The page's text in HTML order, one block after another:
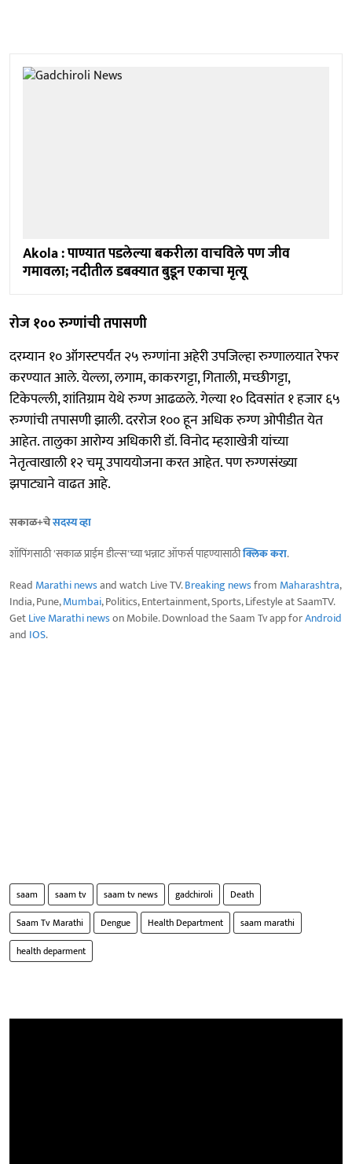
Akola : पाण्यात पडलेल्या बकरीला वाचविले पण जीव
गमावला; नदीतील डबक्यात बुडून एकाचा मृत्यू
रोज १०० रुग्णांची तपासणी
दरम्यान १० ऑगस्टपर्यंत २५ रुग्णांना अहेरी उपजिल्हा रुग्णालयात रेफर
करण्यात आले. येल्ला, लगाम, काकरगट्टा, गिताली, मच्छीगट्टा,
टिकेपल्ली, शांतिग्राम येथे रुग्ण आढळले. गेल्या १० दिवसांत १ हजार ६५
रुग्णांची तपासणी झाली. दररोज १०० हून अधिक रुग्ण ओपीडीत येत
आहेत. तालुका आरोग्य अधिकारी डॉ. विनोद म्हशाखेत्री यांच्या
नेतृत्वाखाली १२ चमू उपाययोजना करत आहेत. पण रुग्णसंख्या
झपाट्याने वाढत आहे.
सकाळ+चेसदस्य व्हा
शॉपिंगसाठी 'सकाळ प्राईम डील्स'च्या भन्नाट ऑफर्स पाहण्यासाठीक्लिक करा.
Read Marathi newsand watch Live TV.Breaking newsfrom Maharashtra,
India, Pune,Mumbai, Politics, Entertainment, Sports, Lifestyle at SaamTV.
GetLive Marathi newson Mobile. Download the Saam Tv app forAndroid
and IOS.
saam saam tv saam tv news gadchiroli
Death
Saam Tv Marathi
Dengue Health Department
saam marathi
health deparment